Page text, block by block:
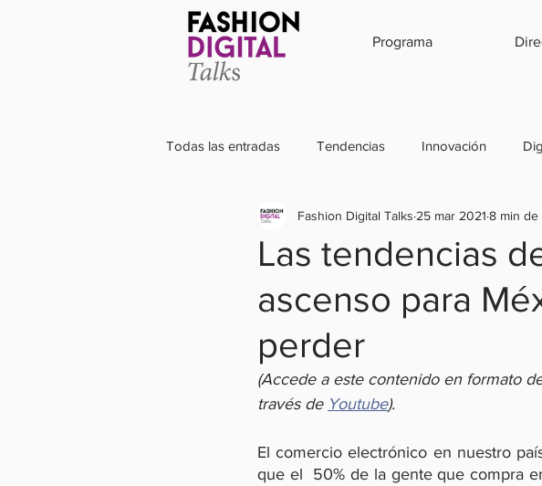
Programa
Todas las entradas Tendencias Innovación
Diseño Moda
Sustentabilidad Sostenibilidad Relaciones
Las tendencias
ascenso para
perder
Fashion Digital Talks 25 mar 2021 8 min de
(Accede a este contenido en formato
través de Youtube).
El comercio electrónico en nuestro
que el  50% de la gente que compra